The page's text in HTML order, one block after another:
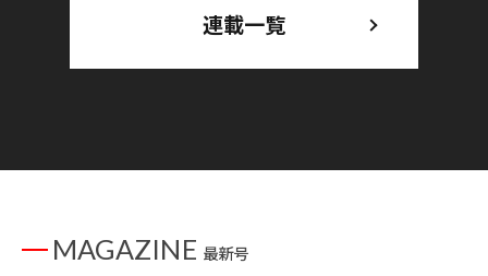
連載一覧
MAGAZINE 最新号